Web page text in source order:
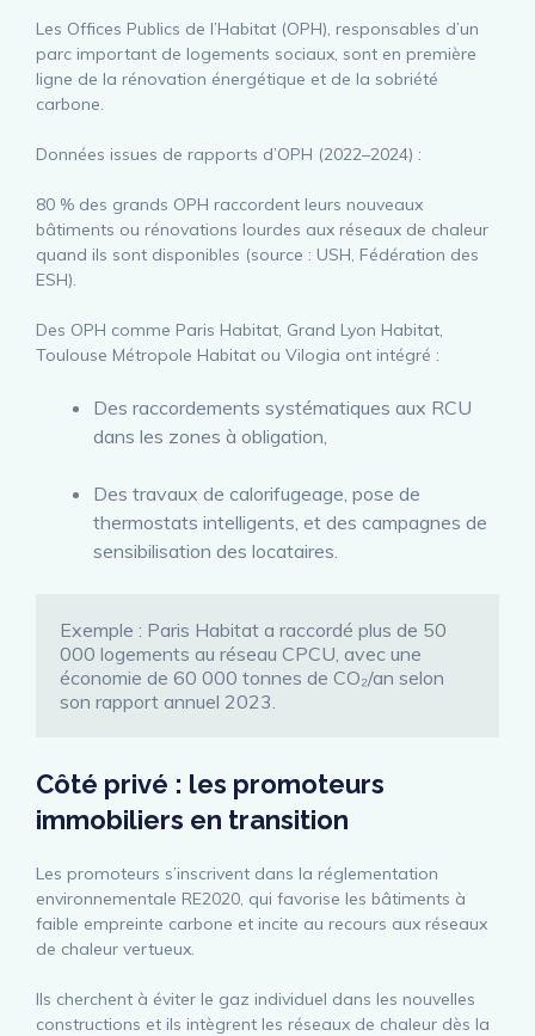
Les Offices Publics de l’Habitat (OPH), responsables d’un
parc important de logements sociaux, sont en première
ligne de la rénovation énergétique et de la sobriété
carbone.
Données issues de rapports d’OPH (2022–2024) :
80 % des grands OPH raccordent leurs nouveaux
bâtiments ou rénovations lourdes aux réseaux de chaleur
quand ils sont disponibles (source : USH, Fédération des
ESH).
Des OPH comme Paris Habitat, Grand Lyon Habitat,
Toulouse Métropole Habitat ou Vilogia ont intégré :
Des raccordements systématiques aux RCU
dans les zones à obligation,
Des travaux de calorifugeage, pose de
thermostats intelligents, et des campagnes de
sensibilisation des locataires.
Exemple : Paris Habitat a raccordé plus de 50
000 logements au réseau CPCU, avec une
économie de 60 000 tonnes de CO₂/an selon
son rapport annuel 2023.
Côté privé : les promoteurs
immobiliers en transition
Les promoteurs s’inscrivent dans la réglementation
environnementale RE2020, qui favorise les bâtiments à
faible empreinte carbone et incite au recours aux réseaux
de chaleur vertueux.
Ils cherchent à éviter le gaz individuel dans les nouvelles
constructions et ils intègrent les réseaux de chaleur dès la